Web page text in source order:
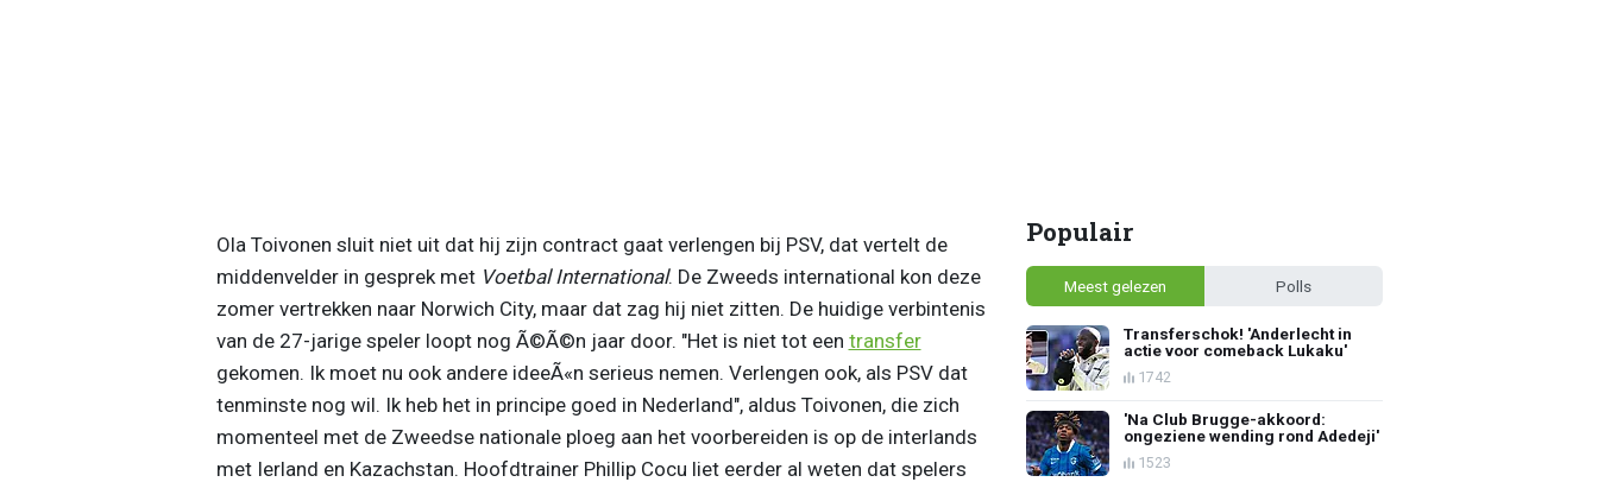
Ola Toivonen sluit niet uit dat hij zijn contract gaat verlengen bij PSV, dat vertelt de
middenvelder in gesprek met Voetbal International. De Zweeds international kon deze
zomer vertrekken naar Norwich City, maar dat zag hij niet zitten. De huidige verbintenis
van de 27-jarige speler loopt nog Ã©Ã©n jaar door. "Het is niet tot een transfer
gekomen. Ik moet nu ook andere ideeÃ«n serieus nemen. Verlengen ook, als PSV dat
tenminste nog wil. Ik heb het in principe goed in Nederland", aldus Toivonen, die zich
momenteel met de Zweedse nationale ploeg aan het voorbereiden is op de interlands
met Ierland en Kazachstan. Hoofdtrainer Phillip Cocu liet eerder al weten dat spelers
Populair
Meest gelezen Polls
Transferschok! 'Anderlecht in
actie voor comeback Lukaku'
1742
'Na Club Brugge-akkoord:
ongeziene wending rond Adedeji'
1523